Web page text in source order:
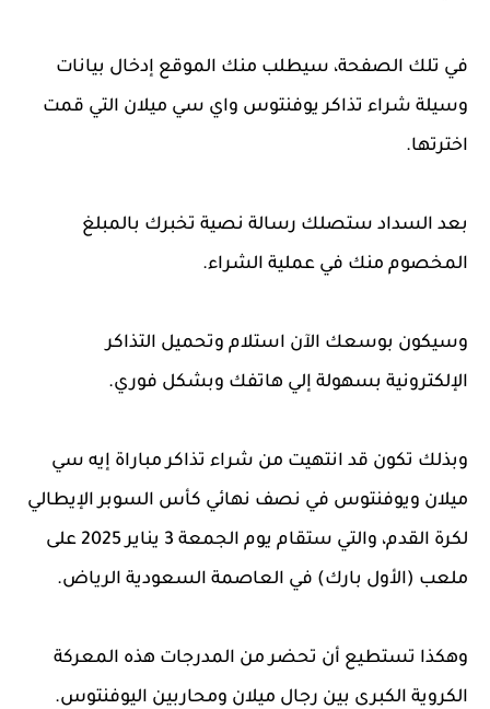
في تلك الصفحة، سيطلب منك الموقع إدخال بيانات
وسيلة شراء تذاكر يوفنتوس واي سي ميلان التي قمت
اخترتها.
بعد السداد ستصلك رسالة نصية تخبرك بالمبلغ
المخصوم منك في عملية الشراء.
وسيكون بوسعك الآن استلام وتحميل التذاكر
الإلكترونية بسهولة إلي هاتفك وبشكل فوري.
وبذلك تكون قد انتهيت من شراء تذاكر مباراة إيه سي
ميلان ويوفنتوس في نصف نهائي كأس السوبر الإيطالي
لكرة القدم، والتي ستقام يوم الجمعة 3 يناير 2025 على
ملعب (الأول بارك) في العاصمة السعودية الرياض.
وهكذا تستطيع أن تحضر من المدرجات هذه المعركة
الكروية الكبرى بين رجال ميلان ومحاربين اليوفنتوس.